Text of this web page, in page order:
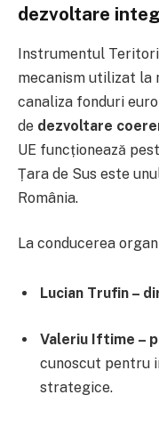
dezvoltare
Instrumentul
mecanism utilizat la
canaliza fonduri
de dezvoltare
UE funcționează
Țara de Sus este
România.
La conducerea
Lucian Trufin –
Valeriu Iftime –
cunoscut pentru
strategice.